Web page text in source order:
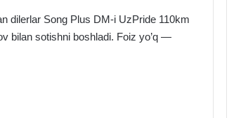
dilerlar Song Plus DM-i UzPride 110km
bilan sotishni boshladi. Foiz yo’q —